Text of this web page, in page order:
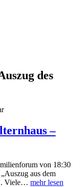
des
–
von 18:30
aus dem
Viele… mehr lesen